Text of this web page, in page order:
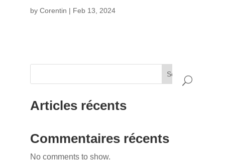
by Corentin | Feb 13, 2024
Search
Articles récents
Commentaires récents
No comments to show.